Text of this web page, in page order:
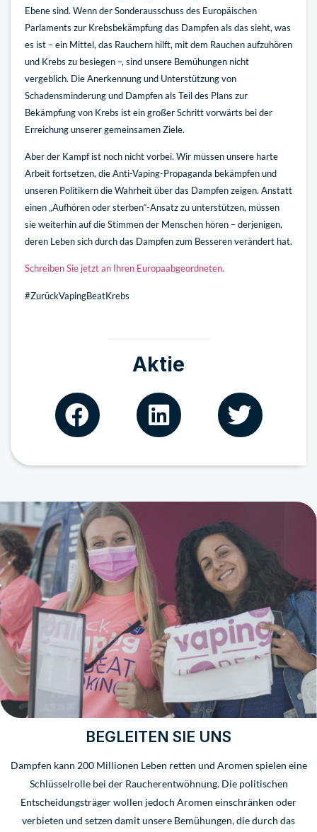
Ebene sind. Wenn der Sonderausschuss des Europäischen
Parlaments zur Krebsbekämpfung das Dampfen als das sieht, was
es ist – ein Mittel, das Rauchern hilft, mit dem Rauchen aufzuhören
und Krebs zu besiegen –, sind unsere Bemühungen nicht
vergeblich. Die Anerkennung und Unterstützung von
Schadensminderung und Dampfen als Teil des Plans zur
Bekämpfung von Krebs ist ein großer Schritt vorwärts bei der
Erreichung unserer gemeinsamen Ziele.
Aber der Kampf ist noch nicht vorbei. Wir müssen unsere harte
Arbeit fortsetzen, die Anti-Vaping-Propaganda bekämpfen und
unseren Politikern die Wahrheit über das Dampfen zeigen. Anstatt
einen „Aufhören oder sterben“-Ansatz zu unterstützen, müssen
sie weiterhin auf die Stimmen der Menschen hören – derjenigen,
deren Leben sich durch das Dampfen zum Besseren verändert hat.
Schreiben Sie jetzt an Ihren Europaabgeordneten.
#ZurückVapingBeatKrebs
Aktie
BEGLEITEN SIE UNS
Dampfen kann 200 Millionen Leben retten und Aromen spielen eine
Schlüsselrolle bei der Raucherentwöhnung. Die politischen
Entscheidungsträger wollen jedoch Aromen einschränken oder
verbieten und setzen damit unsere Bemühungen, die durch das